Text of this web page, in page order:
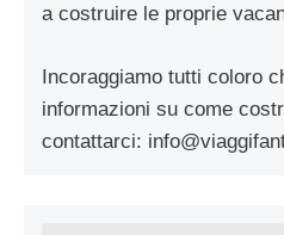
a costruire le proprie
Incoraggiamo tutti coloro
informazioni su come
contattarci: